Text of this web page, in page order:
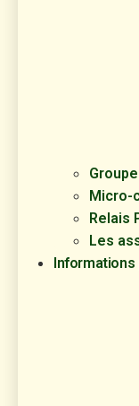
Micro-
Relais
Les
Informations